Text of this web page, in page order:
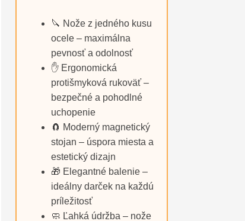
🔪 Nože z jedného kusu
ocele – maximálna
pevnosť a odolnosť
✋ Ergonomická
protišmyková rukoväť –
bezpečné a pohodlné
uchopenie
🧲 Moderný magnetický
stojan – úspora miesta a
estetický dizajn
🎁 Elegantné balenie –
ideálny darček na každú
príležitosť
🧼 Ľahká údržba – nože